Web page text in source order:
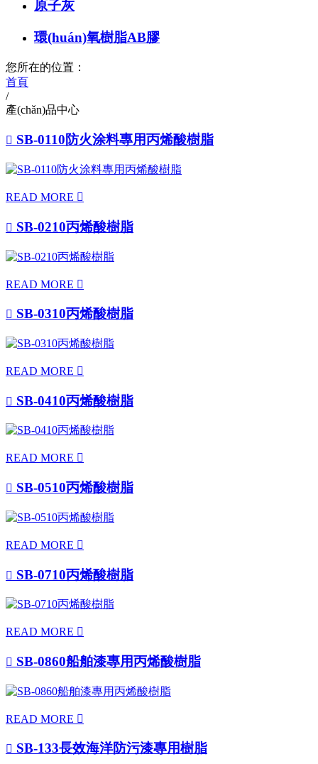
原子灰
環(huán)氧樹脂AB膠
您所在的位置：
首頁
/
產(chǎn)品中心
 SB-0110防火涂料專用丙烯酸樹脂
READ MORE 
 SB-0210丙烯酸樹脂
READ MORE 
 SB-0310丙烯酸樹脂
READ MORE 
 SB-0410丙烯酸樹脂
READ MORE 
 SB-0510丙烯酸樹脂
READ MORE 
 SB-0710丙烯酸樹脂
READ MORE 
 SB-0860船舶漆專用丙烯酸樹脂
READ MORE 
 SB-133長效海洋防污漆專用樹脂